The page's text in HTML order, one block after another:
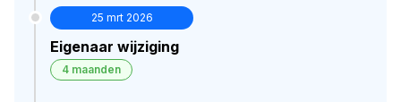
25 mrt 2026
Eigenaar wijziging
4 maanden